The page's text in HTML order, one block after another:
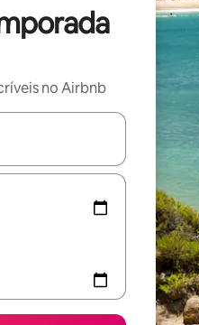
no Airbnb
disponíveis, explore-os